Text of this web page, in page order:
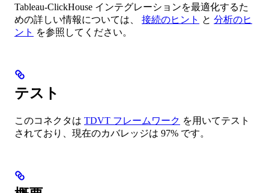
Tableau-ClickHouse インテグレーションを最適化するた
めの詳しい情報については、 接続のヒント と 分析のヒ
ント を参照してください。
テスト
このコネクタは TDVT フレームワーク を用いてテスト
されており、現在のカバレッジは 97% です。